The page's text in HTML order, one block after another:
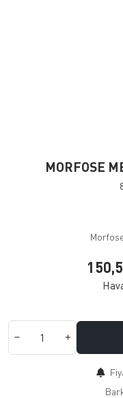
MORFOSE